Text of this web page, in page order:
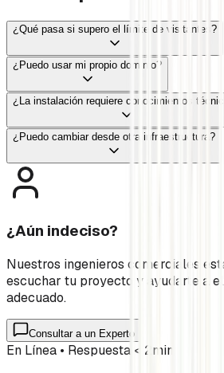
¿Qué pasa si supero el límite de visitantes?
¿Puedo usar mi propio dominio?
¿La instalación requiere conocimientos
¿Puedo cambiar desde otra infraestructura?
¿Aún indeciso?
Nuestros ingenieros comerciales
escuchar tu proyecto y ayudarte a
adecuado.
Consultar a un Experto
En Línea • Respuesta < 2min